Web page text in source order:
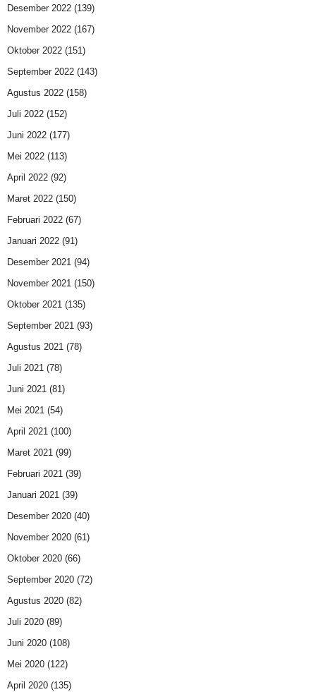
Desember 2022 (139)
November 2022 (167)
Oktober 2022 (151)
September 2022 (143)
Agustus 2022 (158)
Juli 2022 (152)
Juni 2022 (177)
Mei 2022 (113)
April 2022 (92)
Maret 2022 (150)
Februari 2022 (67)
Januari 2022 (91)
Desember 2021 (94)
November 2021 (150)
Oktober 2021 (135)
September 2021 (93)
Agustus 2021 (78)
Juli 2021 (78)
Juni 2021 (81)
Mei 2021 (54)
April 2021 (100)
Maret 2021 (99)
Februari 2021 (39)
Januari 2021 (39)
Desember 2020 (40)
November 2020 (61)
Oktober 2020 (66)
September 2020 (72)
Agustus 2020 (82)
Juli 2020 (89)
Juni 2020 (108)
Mei 2020 (122)
April 2020 (135)